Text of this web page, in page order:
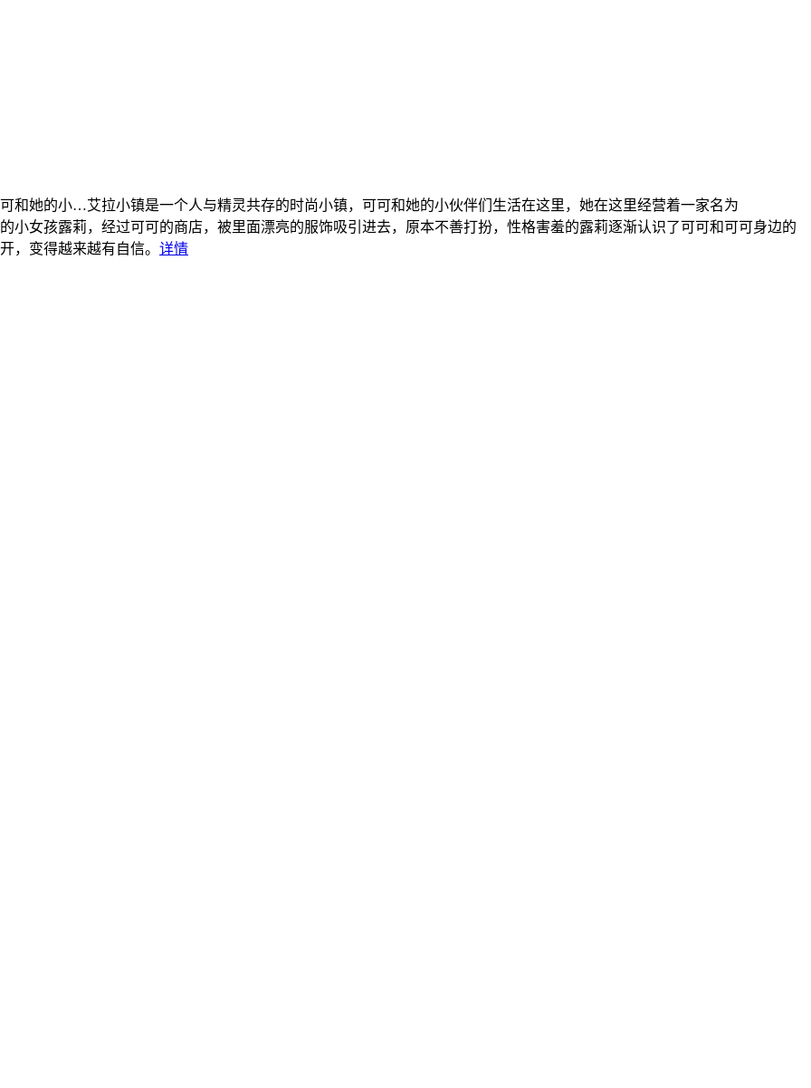
可和她的小…艾拉小镇是一个人与精灵共存的时尚小镇，可可和她的小伙伴们生活在这里，她在这里经营着一家名为
女孩露莉，经过可可的商店，被里面漂亮的服饰吸引进去，原本不善打扮，性格害羞的露莉逐渐认识了可可和可可身边的
，变得越来越有自信。 详情